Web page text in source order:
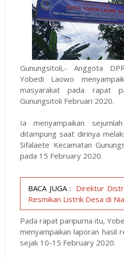
Gunungsitoli,- Anggota
Yobedi Laowo
masyarakat pada rapat
Gunungsitoli Februari 2020.
Ia menyampaikan
ditampung saat dirinya
Sifalaete Kecamatan
pada 15 February 2020.
BACA JUGA : Direktur
Resmikan Listrik Desa di
Pada rapat paripurna itu,
menyampaikan laporan hasil
sejak 10-15 February 2020.